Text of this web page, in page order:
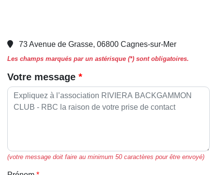
73 Avenue de Grasse, 06800 Cagnes-sur-Mer
Les champs marqués par un astérisque (*) sont obligatoires.
Votre message
(votre message doit faire au minimum 50 caractères pour être envoyé)